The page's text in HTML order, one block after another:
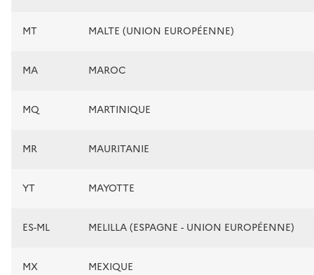
MT MALTE (UNION EUROPÉENNE)
MA MAROC
MQ MARTINIQUE
MR MAURITANIE
YT MAYOTTE
ES-ML MELILLA (ESPAGNE - UNION EUROPÉENNE)
MX MEXIQUE